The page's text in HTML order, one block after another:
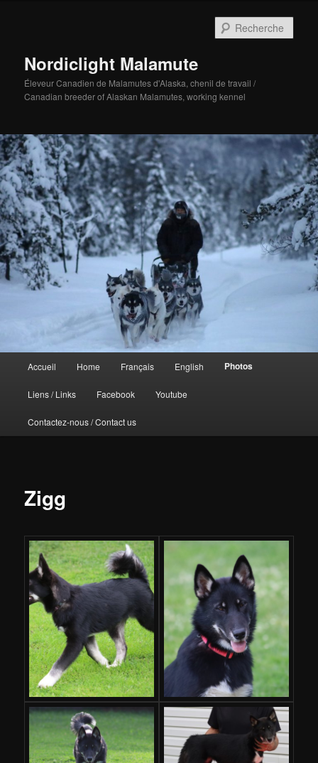
Nordiclight Malamute
Éleveur Canadien de Malamutes d'Alaska, chenil de travail /
Canadian breeder of Alaskan Malamutes, working kennel
principal
Accueil Home Français English Photos
Liens / Links Facebook Youtube
Contactez-nous / Contact us
Zigg